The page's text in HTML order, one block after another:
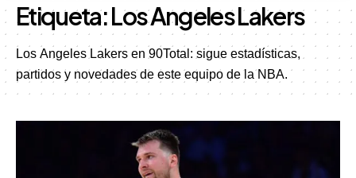
Etiqueta:Los Angeles Lakers
Los Angeles Lakers en 90Total: sigue estadísticas,
partidos y novedades de este equipo de la NBA.